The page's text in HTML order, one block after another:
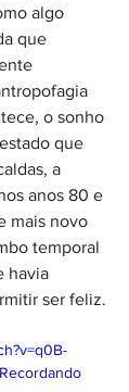
algo
que
o sonho
que
a
anos 80 e
mais novo
temporal
havia
ser feliz.